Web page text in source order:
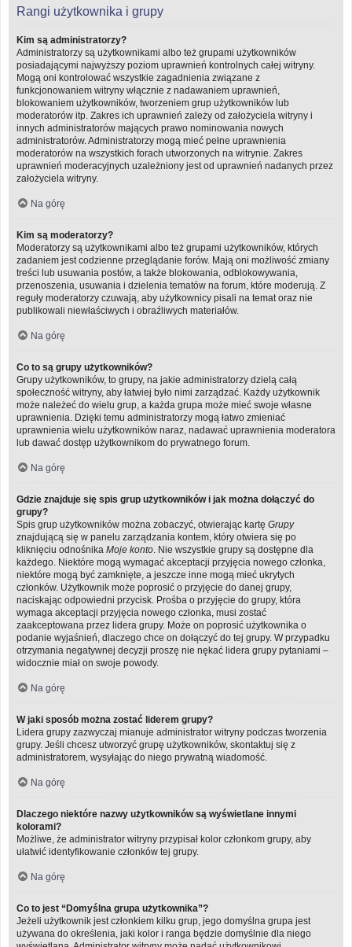
Rangi użytkownika i grupy
Kim są administratorzy?
Administratorzy są użytkownikami albo też grupami użytkowników
posiadającymi najwyższy poziom uprawnień kontrolnych całej witryny.
Mogą oni kontrolować wszystkie zagadnienia związane z
funkcjonowaniem witryny włącznie z nadawaniem uprawnień,
blokowaniem użytkowników, tworzeniem grup użytkowników lub
moderatorów itp. Zakres ich uprawnień zależy od założyciela witryny i
innych administratorów mających prawo nominowania nowych
administratorów. Administratorzy mogą mieć pełne uprawnienia
moderatorów na wszystkich forach utworzonych na witrynie. Zakres
uprawnień moderacyjnych uzależniony jest od uprawnień nadanych przez
założyciela witryny.
Na górę
Kim są moderatorzy?
Moderatorzy są użytkownikami albo też grupami użytkowników, których
zadaniem jest codzienne przeglądanie forów. Mają oni możliwość zmiany
treści lub usuwania postów, a także blokowania, odblokowywania,
przenoszenia, usuwania i dzielenia tematów na forum, które moderują. Z
reguły moderatorzy czuwają, aby użytkownicy pisali na temat oraz nie
publikowali niewłaściwych i obraźliwych materiałów.
Na górę
Co to są grupy użytkowników?
Grupy użytkowników, to grupy, na jakie administratorzy dzielą całą
społeczność witryny, aby łatwiej było nimi zarządzać. Każdy użytkownik
może należeć do wielu grup, a każda grupa może mieć swoje własne
uprawnienia. Dzięki temu administratorzy mogą łatwo zmieniać
uprawnienia wielu użytkowników naraz, nadawać uprawnienia moderatora
lub dawać dostęp użytkownikom do prywatnego forum.
Na górę
Gdzie znajduje się spis grup użytkowników i jak można dołączyć do
grupy?
Spis grup użytkowników można zobaczyć, otwierając kartę Grupy
znajdującą się w panelu zarządzania kontem, który otwiera się po
kliknięciu odnośnika Moje konto . Nie wszystkie grupy są dostępne dla
każdego. Niektóre mogą wymagać akceptacji przyjęcia nowego członka,
niektóre mogą być zamknięte, a jeszcze inne mogą mieć ukrytych
członków. Użytkownik może poprosić o przyjęcie do danej grupy,
naciskając odpowiedni przycisk. Prośba o przyjęcie do grupy, która
wymaga akceptacji przyjęcia nowego członka, musi zostać
zaakceptowana przez lidera grupy. Może on poprosić użytkownika o
podanie wyjaśnień, dlaczego chce on dołączyć do tej grupy. W przypadku
otrzymania negatywnej decyzji proszę nie nękać lidera grupy pytaniami –
widocznie miał on swoje powody.
Na górę
W jaki sposób można zostać liderem grupy?
Lidera grupy zazwyczaj mianuje administrator witryny podczas tworzenia
grupy. Jeśli chcesz utworzyć grupę użytkowników, skontaktuj się z
administratorem, wysyłając do niego prywatną wiadomość.
Na górę
Dlaczego niektóre nazwy użytkowników są wyświetlane innymi
kolorami?
Możliwe, że administrator witryny przypisał kolor członkom grupy, aby
ułatwić identyfikowanie członków tej grupy.
Na górę
Co to jest “Domyślna grupa użytkownika”?
Jeżeli użytkownik jest członkiem kilku grup, jego domyślna grupa jest
używana do określenia, jaki kolor i ranga będzie domyślnie dla niego